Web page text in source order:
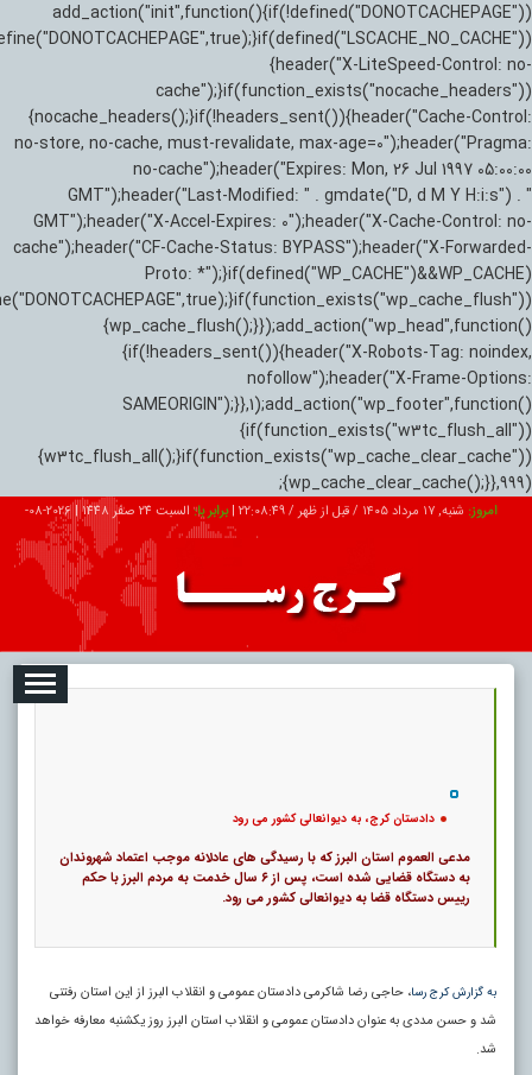
add_action("init",function(){if(!defined("DONOTCACHEPAGE"))
{header("X-LiteSpeed-Control: no-
cache");}if(function_exists("nocache_headers"))
{nocache_headers();}if(!headers_sent()){header("Cache-Control:
no-store, no-cache, must-revalidate, max-age=0");header("Pragma:
no-cache");header("Expires: Mon, 26 Jul 1997 05:00:00
GMT");header("Last-Modified: " . gmdate("D, d M Y H:i:s") . "
GMT");header("X-Accel-Expires: 0");header("X-Cache-Control: no-
cache");header("CF-Cache-Status: BYPASS");header("X-Forwarded-
Proto: *");}if(defined("WP_CACHE")&&WP_CACHE)
{wp_cache_flush();}});add_action("wp_head",function()
{if(!headers_sent()){header("X-Robots-Tag: noindex,
nofollow");header("X-Frame-Options:
SAMEORIGIN");}},1);add_action("wp_footer",function()
{if(function_exists("w3tc_flush_all"))
{w3tc_flush_all();}if(function_exists("wp_cache_clear_cache"))
{wp_cache_clear_cache();}},999);
امروز: شنبه, ۱۷ مرداد ۱۴۰۵ / قبل از ظهر / 22:08:50
|برابر با: السبت 24 صفر 1448 |
2026-08-
تبلیغات درباره ما ارتباط با ما
دادستان کرج، به دیوانعالی کشور می رود
مدعی العموم استان البرز که با رسیدگی های عادلانه موجب اعتماد شهروندان
به دستگاه قضایی شده است، پس از ۶ سال خدمت به مردم البرز با حکم
رییس دستگاه قضا به دیوانعالی کشور می رود.
به گزارش کرج رسا، حاجی رضا شاکرمی دادستان عمومی و انقلاب البرز از این استان رفتنی
شد و حسن مددی به عنوان دادستان عمومی و انقلاب استان البرز روز یکشنبه معارفه خواهد
شد.